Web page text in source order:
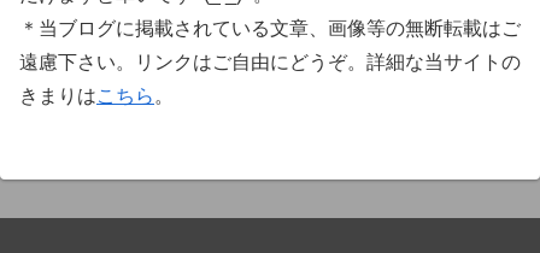
＊当ブログに掲載されている文章、画像等の無断転載はご
遠慮下さい。リンクはご自由にどうぞ。詳細な当サイトの
きまりはこちら 。